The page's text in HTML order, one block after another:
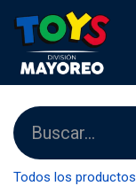
Todos los productos